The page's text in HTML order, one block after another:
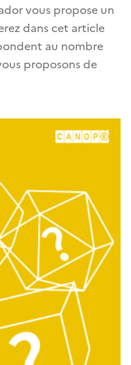
vous propose un
dans cet article
au nombre
proposons de